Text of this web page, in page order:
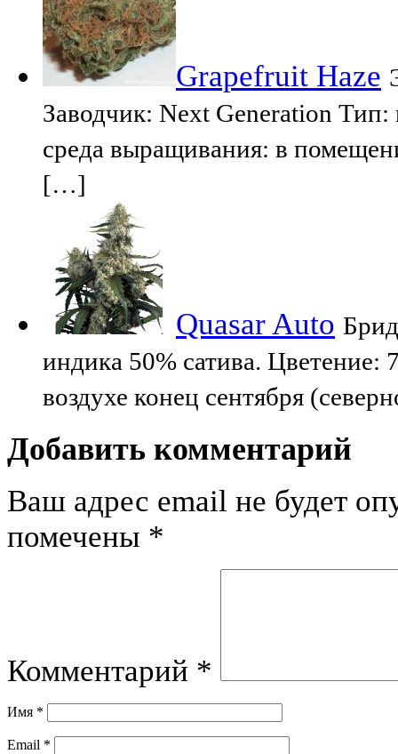
Grapefruit Haze
Заводчик: Next Generation
среда выращивания: в
[…]
Quasar Auto
индика 50% сатива.
воздухе конец сентября
Добавить комментарий
Ваш адрес email не будет
помечены *
Комментарий *
Имя *
Email *